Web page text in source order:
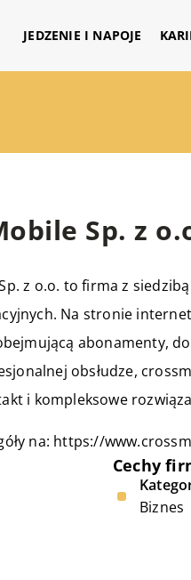
JEDZENIE I NAPOJE
Sp. z
z o.o. to firma z
Na stronie
abonamenty,
obsłudze,
i kompleksowe
na: https://
Cechy
Biznes